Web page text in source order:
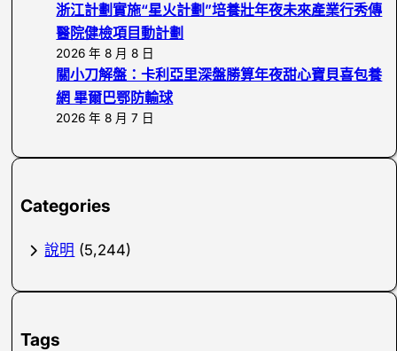
浙江計劃實施“星火計劃”培養壯年夜未來產業行秀傳
醫院健檢項目動計劃
2026 年 8 月 8 日
關小刀解盤：卡利亞里深盤勝算年夜甜心寶貝喜包養
網 畢爾巴鄂防輸球
2026 年 8 月 7 日
Categories
說明 (5,244)
Tags